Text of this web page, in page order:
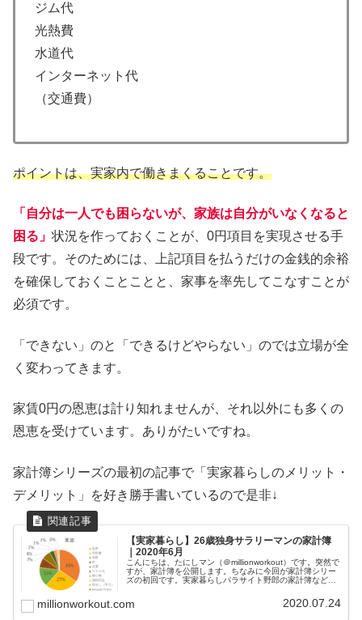
ジム代
光熱費
水道代
インターネット代
（交通費）
ポイントは、実家内で働きまくることです。
「自分は一人でも困らないが、家族は自分がいなくなると
困る」 状況を作っておくことが、0円項目を実現させる手
段です。そのためには、上記項目を払うだけの金銭的余裕
を確保しておくことことと、家事を率先してこなすことが
必須です。
「できない」のと「できるけどやらない」のでは立場が全
く変わってきます。
家賃0円の恩恵は計り知れませんが、それ以外にも多くの
恩恵を受けています。ありがたいですね。
家計簿シリーズの最初の記事で「実家暮らしのメリット・
デメリット」を好き勝手書いているので是非↓
【実家暮らし】26歳独身サラリーマンの家計簿
｜2020年6月
こんにちは、たにしマン（＠millionworkout）です。突然で
すが、家計簿を公開します。ちなみに今回が家計簿シリー
ズの初回です。実家暮らしパラサイト野郎の家計簿など、
millionworkout.com 2020.07.24